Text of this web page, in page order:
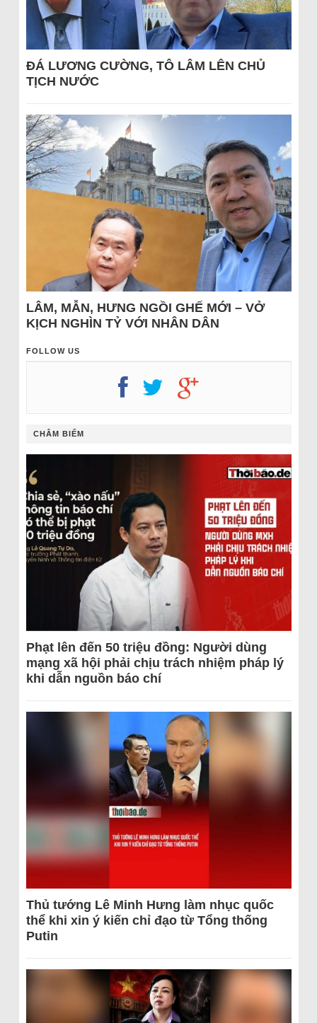
ĐÁ LƯƠNG CƯỜNG, TÔ LÂM LÊN CHỦ
TỊCH NƯỚC
LÂM, MẪN, HƯNG NGỒI GHẾ MỚI – VỞ
KỊCH NGHÌN TỶ VỚI NHÂN DÂN
FOLLOW US
CHÂM BIẾM
Phạt lên đến 50 triệu đồng: Người dùng
mạng xã hội phải chịu trách nhiệm pháp lý
khi dẫn nguồn báo chí
Thủ tướng Lê Minh Hưng làm nhục quốc
thể khi xin ý kiến chỉ đạo từ Tổng thống
Putin